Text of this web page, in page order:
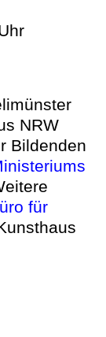
NRW
Bildenden
für